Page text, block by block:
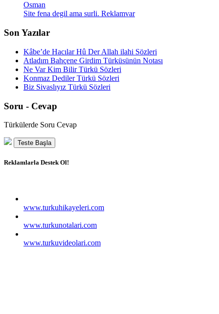
Osman
Site fena degil ama surli. Reklamvar
Son Yazılar
Kâbe’de Hacılar Hû Der Allah ilahi Sözleri
Atladım Bahçene Girdim Türküsünün Notası
Ne Var Kim Bilir Türkü Sözleri
Konmaz Dediler Türkü Sözleri
Biz Sivaslıyız Türkü Sözleri
Soru - Cevap
Türkülerde Soru Cevap
Teste Başla
Reklamlarla Destek Ol!
www.turkuhikayeleri.com
www.turkunotalari.com
www.turkuvideolari.com